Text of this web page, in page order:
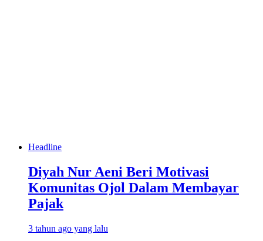
Headline
Diyah Nur Aeni Beri Motivasi
Komunitas Ojol Dalam Membayar
Pajak
3 tahun ago yang lalu